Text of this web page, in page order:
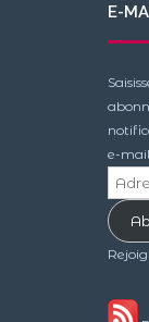
E-
e-mail.
Adresse
e-
mail